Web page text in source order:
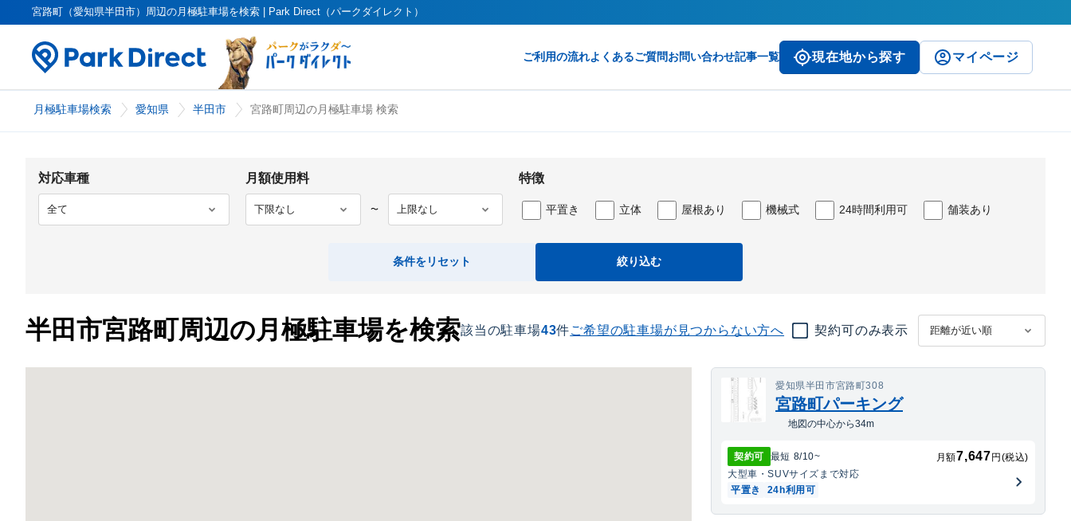
宮路町（愛知県半田市）周辺の月極駐車場を検索 | Park Direct（パークダイレクト）
ご利用の流れよくあるご質問お問い合わせ記事一覧 現在地から探す マイページ
月極駐車場検索 愛知県 半田市 宮路町周辺の月極駐車場 検索
対応車種 月額使用料
〜
特徴
平置き 立体 屋根あり 機械式 24時間利用可 舗装あり
条件をリセット 絞り込む
半田市宮路町周辺の月極駐車場を検索該当の駐車場43件ご希望の駐車場が見つからない方へ 契約可のみ表示
愛知県半田市宮路町308
宮路町パーキング
地図の中心から34m
契約可 最短 8/10~ 月額7,647 円(税込)
大型車・SUVサイズまで対応
平置き
24h利用可